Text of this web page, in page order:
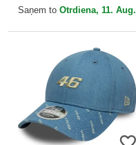
VR46 MotoGP no New...
Saņem to Otrdiena, 11. Aug.